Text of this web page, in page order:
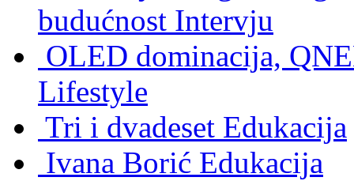
budućnost Intervju
OLED dominacija,
Lifestyle
Tri i dvadeset Edukacija
Ivana Borić Edukacija